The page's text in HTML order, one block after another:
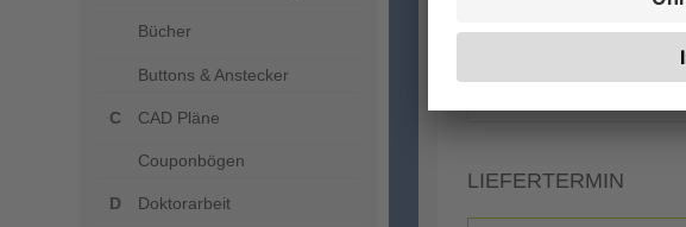
Bücher
Buttons & Anstecker
CAD Pläne
Couponbögen
Doktorarbeit
7% MwSt.
LIEFERTERMIN